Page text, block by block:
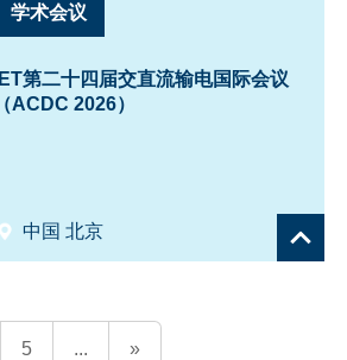
学术会议
IET第二十四届交直流输电国际会议
（ACDC 2026）
中国 北京
5 ... »